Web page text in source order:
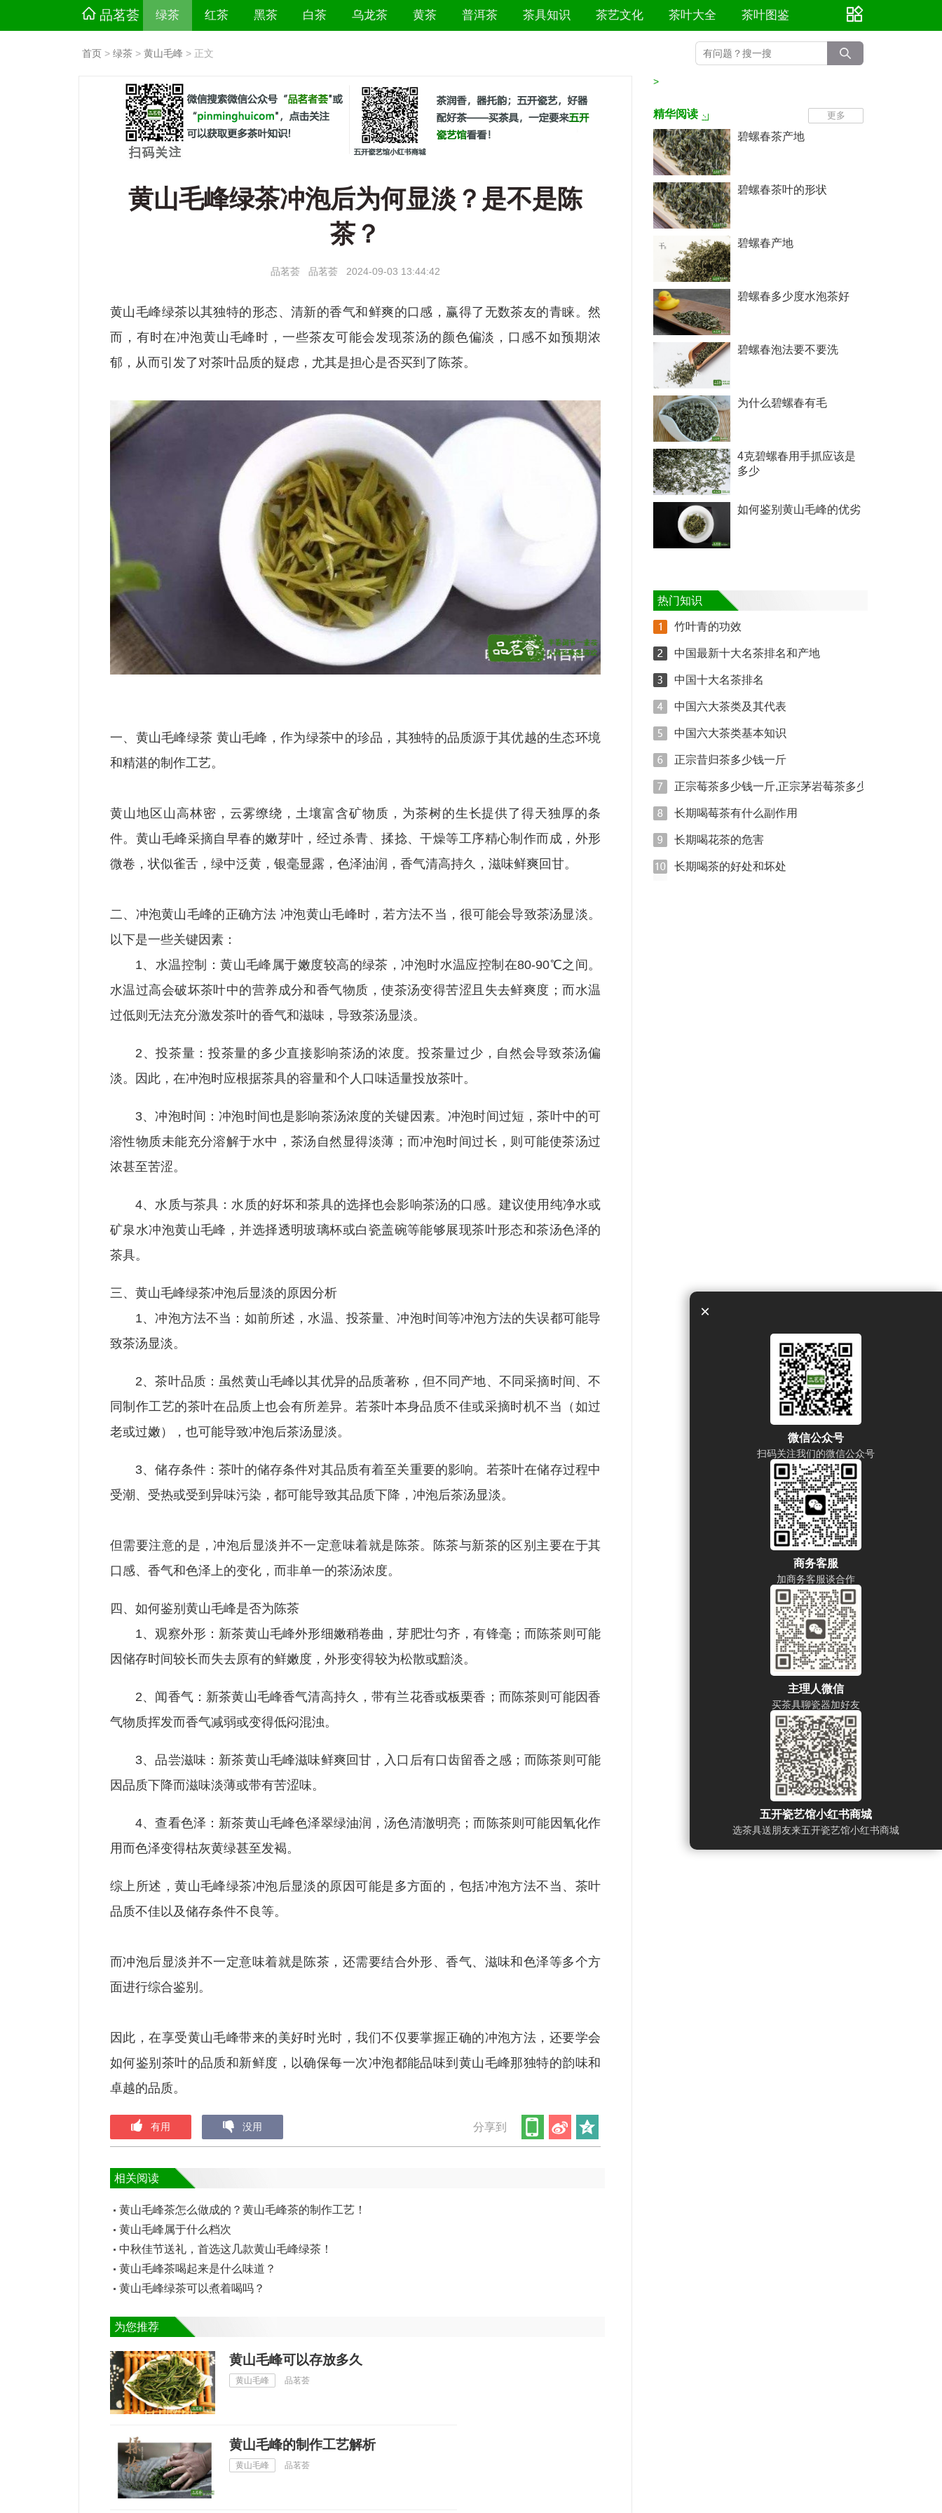
×
微信公众号
扫码关注我们的微信公众号
商务客服
加商务客服谈合作
主理人微信
买茶具聊瓷器加好友
五开瓷艺馆小红书商城
选茶具送朋友来五开瓷艺馆小红书商城
品茗荟 绿茶 红茶 黑茶 白茶 乌龙茶 黄茶 普洱茶 茶具知识 茶艺文化 茶叶大全 茶叶图鉴
首页 > 绿茶 > 黄山毛峰 > 正文
黄山毛峰绿茶冲泡后为何显淡？是不是陈
茶？
品茗荟 品茗荟 2024-09-03 13:44:42
黄山毛峰绿茶以其独特的形态、清新的香气和鲜爽的口感，赢得了无数茶友的青睐。然
而，有时在冲泡黄山毛峰时，一些茶友可能会发现茶汤的颜色偏淡，口感不如预期浓
郁，从而引发了对茶叶品质的疑虑，尤其是担心是否买到了陈茶。
一、黄山毛峰绿茶 黄山毛峰，作为绿茶中的珍品，其独特的品质源于其优越的生态环境
和精湛的制作工艺。
黄山地区山高林密，云雾缭绕，土壤富含矿物质，为茶树的生长提供了得天独厚的条
件。黄山毛峰采摘自早春的嫩芽叶，经过杀青、揉捻、干燥等工序精心制作而成，外形
微卷，状似雀舌，绿中泛黄，银毫显露，色泽油润，香气清高持久，滋味鲜爽回甘。
二、冲泡黄山毛峰的正确方法 冲泡黄山毛峰时，若方法不当，很可能会导致茶汤显淡。
以下是一些关键因素：
1、水温控制：黄山毛峰属于嫩度较高的绿茶，冲泡时水温应控制在80-90℃之间。
水温过高会破坏茶叶中的营养成分和香气物质，使茶汤变得苦涩且失去鲜爽度；而水温
过低则无法充分激发茶叶的香气和滋味，导致茶汤显淡。
2、投茶量：投茶量的多少直接影响茶汤的浓度。投茶量过少，自然会导致茶汤偏
淡。因此，在冲泡时应根据茶具的容量和个人口味适量投放茶叶。
3、冲泡时间：冲泡时间也是影响茶汤浓度的关键因素。冲泡时间过短，茶叶中的可
溶性物质未能充分溶解于水中，茶汤自然显得淡薄；而冲泡时间过长，则可能使茶汤过
浓甚至苦涩。
4、水质与茶具：水质的好坏和茶具的选择也会影响茶汤的口感。建议使用纯净水或
矿泉水冲泡黄山毛峰，并选择透明玻璃杯或白瓷盖碗等能够展现茶叶形态和茶汤色泽的
茶具。
三、黄山毛峰绿茶冲泡后显淡的原因分析
1、冲泡方法不当：如前所述，水温、投茶量、冲泡时间等冲泡方法的失误都可能导
致茶汤显淡。
2、茶叶品质：虽然黄山毛峰以其优异的品质著称，但不同产地、不同采摘时间、不
同制作工艺的茶叶在品质上也会有所差异。若茶叶本身品质不佳或采摘时机不当（如过
老或过嫩），也可能导致冲泡后茶汤显淡。
3、储存条件：茶叶的储存条件对其品质有着至关重要的影响。若茶叶在储存过程中
受潮、受热或受到异味污染，都可能导致其品质下降，冲泡后茶汤显淡。
但需要注意的是，冲泡后显淡并不一定意味着就是陈茶。陈茶与新茶的区别主要在于其
口感、香气和色泽上的变化，而非单一的茶汤浓度。
四、如何鉴别黄山毛峰是否为陈茶
1、观察外形：新茶黄山毛峰外形细嫩稍卷曲，芽肥壮匀齐，有锋毫；而陈茶则可能
因储存时间较长而失去原有的鲜嫩度，外形变得较为松散或黯淡。
2、闻香气：新茶黄山毛峰香气清高持久，带有兰花香或板栗香；而陈茶则可能因香
气物质挥发而香气减弱或变得低闷混浊。
3、品尝滋味：新茶黄山毛峰滋味鲜爽回甘，入口后有口齿留香之感；而陈茶则可能
因品质下降而滋味淡薄或带有苦涩味。
4、查看色泽：新茶黄山毛峰色泽翠绿油润，汤色清澈明亮；而陈茶则可能因氧化作
用而色泽变得枯灰黄绿甚至发褐。
综上所述，黄山毛峰绿茶冲泡后显淡的原因可能是多方面的，包括冲泡方法不当、茶叶
品质不佳以及储存条件不良等。
而冲泡后显淡并不一定意味着就是陈茶，还需要结合外形、香气、滋味和色泽等多个方
面进行综合鉴别。
因此，在享受黄山毛峰带来的美好时光时，我们不仅要掌握正确的冲泡方法，还要学会
如何鉴别茶叶的品质和新鲜度，以确保每一次冲泡都能品味到黄山毛峰那独特的韵味和
卓越的品质。
有用 没用 分享到
相关阅读
黄山毛峰茶怎么做成的？黄山毛峰茶的制作工艺！
黄山毛峰属于什么档次
中秋佳节送礼，首选这几款黄山毛峰绿茶！
黄山毛峰茶喝起来是什么味道？
黄山毛峰绿茶可以煮着喝吗？
为您推荐
黄山毛峰可以存放多久
黄山毛峰 品茗荟
黄山毛峰的制作工艺解析
黄山毛峰 品茗荟
>
更多
精华阅读
碧螺春茶产地
碧螺春茶叶的形状
碧螺春产地
碧螺春多少度水泡茶好
碧螺春泡法要不要洗
为什么碧螺春有毛
4克碧螺春用手抓应该是
多少
如何鉴别黄山毛峰的优劣
热门知识
竹叶青的功效
中国最新十大名茶排名和产地
中国十大名茶排名
中国六大茶类及其代表
中国六大茶类基本知识
正宗昔归茶多少钱一斤
正宗莓茶多少钱一斤,正宗茅岩莓茶多少钱一斤_正宗
长期喝莓茶有什么副作用
长期喝花茶的危害
长期喝茶的好处和坏处